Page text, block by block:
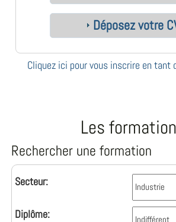
Déposez votre
Cliquez ici pour vous inscrire en tant
Les
Rechercher une formation
Secteur:
Diplôme: